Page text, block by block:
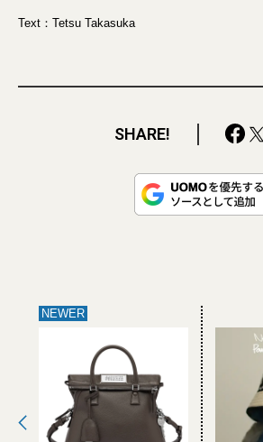
Text：Tetsu Takasuka
SHARE!
NEWER